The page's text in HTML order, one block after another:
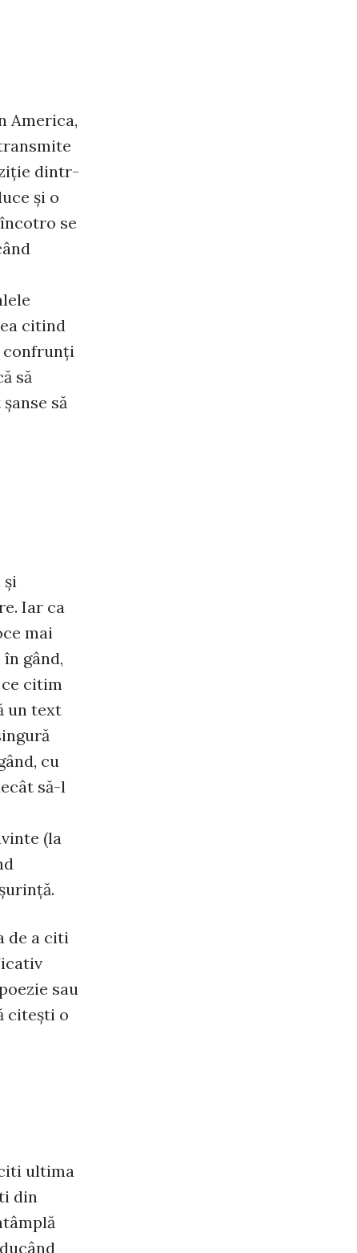
America,
dintr-
şi o
se
citind
confrunţi
să
să
şi
Iar ca
mai
gând,
citim
un text
cu
să-l
(la
de a citi
sau
citeşti o
ultima
din